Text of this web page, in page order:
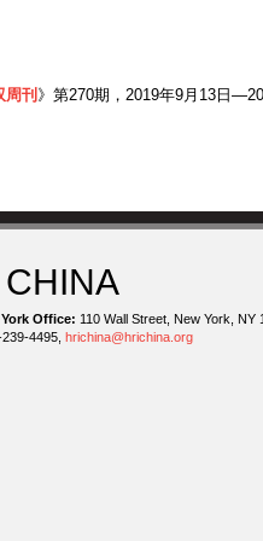
周刊 》第270期，2019年9月13日
Office: 110 Wall Street, New York, NY
4495, hrichina@hrichina.org